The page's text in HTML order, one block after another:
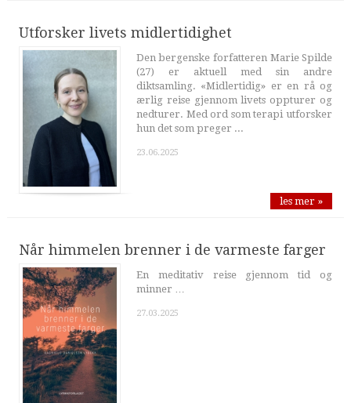
Utforsker livets midlertidighet
Den bergenske forfatteren Marie Spilde
(27) er aktuell med sin andre
diktsamling. «Midlertidig» er en rå og
ærlig reise gjennom livets oppturer og
nedturer. Med ord som terapi utforsker
hun det som preger ...
23.06.2025
les mer »
Når himmelen brenner i de varmeste farger
En meditativ reise gjennom tid og
minner …
27.03.2025